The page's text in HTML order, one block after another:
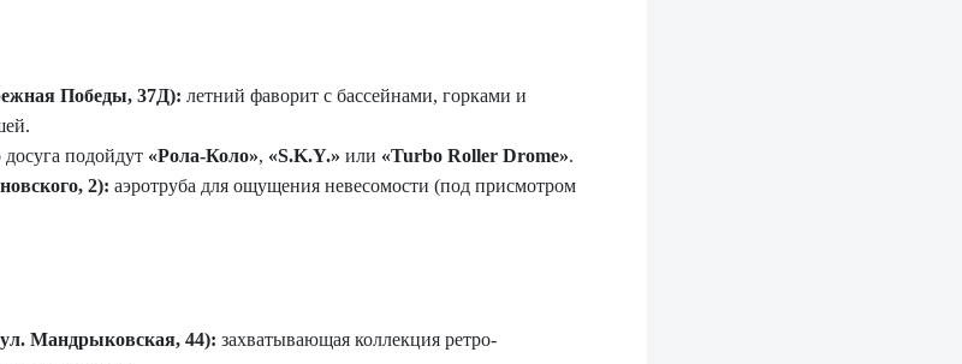
Победы, 37Д): летний фаворит с бассейнами, горками и
досуга подойдут «Рола-Коло», «S.K.Y.» или «Turbo Roller Drome».
2): аэротруба для ощущения невесомости (под присмотром
Мандрыковская, 44): захватывающая коллекция ретро-